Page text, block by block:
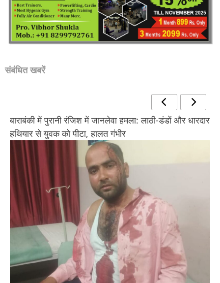
संबंधित खबरें
बाराबंकी में पुरानी रंजिश में जानलेवा हमला: लाठी-डंडों और धारदार
हथियार से युवक को पीटा, हालत गंभीर